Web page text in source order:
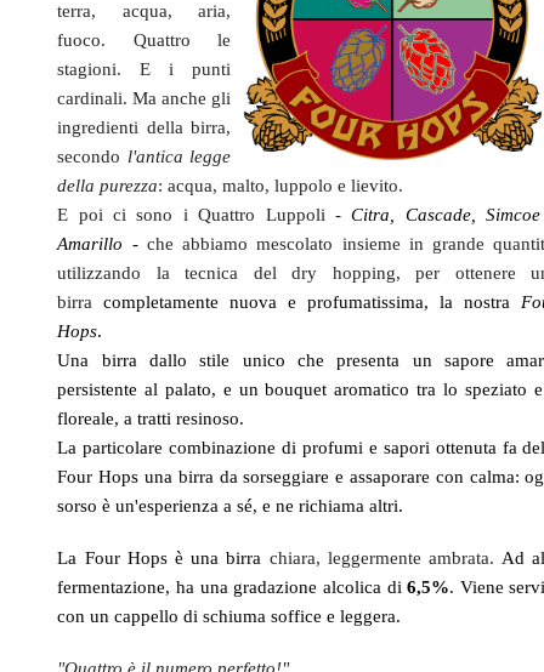
terra, acqua, aria,
fuoco. Quattro le
stagioni. E i punti
cardinali. Ma anche gli
ingredienti della birra,
secondo l'antica legge
della purezza: acqua, malto, luppolo e lievito.
E poi ci sono i Quattro Luppoli -Citra, Cascade,
Amarillo - che abbiamo mescolato insieme in grande
utilizzando la tecnica del dry hopping, per ottenere
birracompletamente nuova e profumatissima, la nostra
Hops.
Una birra dallo stile unico che presenta un sapore
persistente al palato, e un bouquet aromatico tra lo speziato
floreale, a tratti resinoso.
La particolare combinazione di profumi e sapori ottenuta fa
Four Hops una birra da sorseggiare e assaporare con calma:
sorso è un'esperienza a sé, e ne richiama altri.
La Four Hops è una birra chiara, leggermente ambrata. Ad
fermentazione, ha una gradazione alcolica di6,5%. Viene
con un cappello di schiuma soffice e leggera.